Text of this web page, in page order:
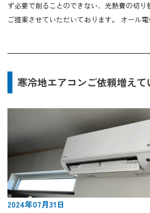
ず必要で削ることのできない、光熱費の切り
ご提案させていただいております。 オール
寒冷地エアコンご依頼増えて
2024年07月31日